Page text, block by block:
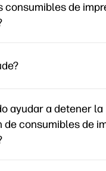
consumibles de
ayudar a detener la
de consumibles de